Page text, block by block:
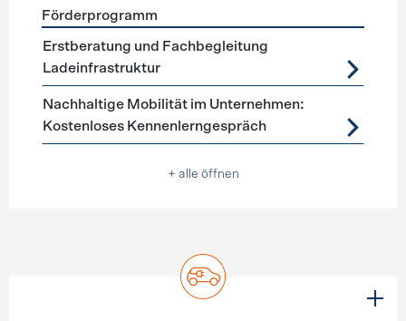
Förderprogramme Mobilitätsberatung
Förderprogramm
Erstberatung und Fachbegleitung
Ladeinfrastruktur
Nachhaltige Mobilität im Unternehmen:
Kostenloses Kennenlerngespräch
+ alle öffnen